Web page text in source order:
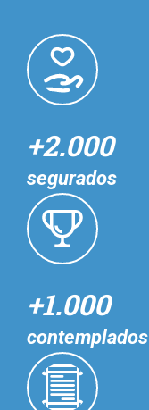
+2.000
segurados
+1.000
contemplados